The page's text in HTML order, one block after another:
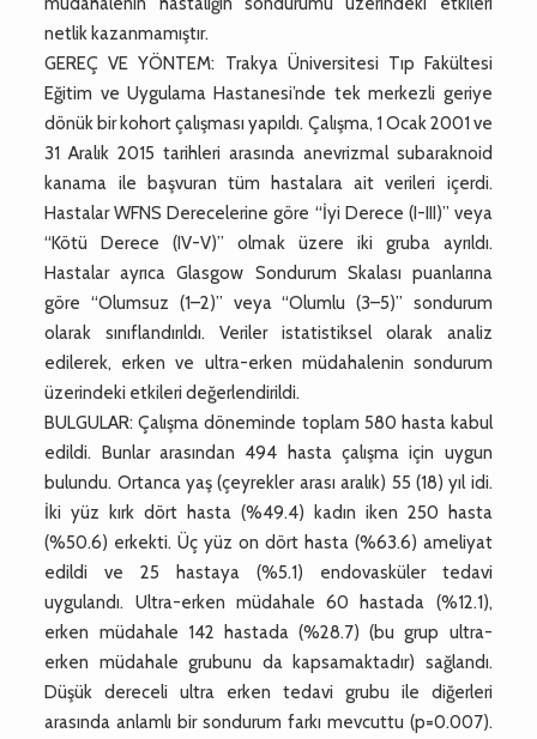
netlik kazanmamıştır.
GEREÇ VE YÖNTEM: Trakya Üniversitesi Tıp Fakültesi
Eğitim ve Uygulama Hastanesi’nde tek merkezli geriye
dönük bir kohort çalışması yapıldı. Çalışma, 1 Ocak 2001 ve
31 Aralık 2015 tarihleri arasında anevrizmal subaraknoid
kanama ile başvuran tüm hastalara ait verileri içerdi.
Hastalar WFNS Derecelerine göre “İyi Derece (I-III)” veya
“Kötü Derece (IV-V)” olmak üzere iki gruba ayrıldı.
Hastalar ayrıca Glasgow Sondurum Skalası puanlarına
göre “Olumsuz (1–2)” veya “Olumlu (3–5)” sondurum
olarak sınıflandırıldı. Veriler istatistiksel olarak analiz
edilerek, erken ve ultra-erken müdahalenin sondurum
üzerindeki etkileri değerlendirildi.
BULGULAR: Çalışma döneminde toplam 580 hasta kabul
edildi. Bunlar arasından 494 hasta çalışma için uygun
bulundu. Ortanca yaş (çeyrekler arası aralık) 55 (18) yıl idi.
İki yüz kırk dört hasta (%49.4) kadın iken 250 hasta
(%50.6) erkekti. Üç yüz on dört hasta (%63.6) ameliyat
edildi ve 25 hastaya (%5.1) endovasküler tedavi
uygulandı. Ultra-erken müdahale 60 hastada (%12.1),
erken müdahale 142 hastada (%28.7) (bu grup ultra-
erken müdahale grubunu da kapsamaktadır) sağlandı.
Düşük dereceli ultra erken tedavi grubu ile diğerleri
arasında anlamlı bir sondurum farkı mevcuttu (p=0.007).